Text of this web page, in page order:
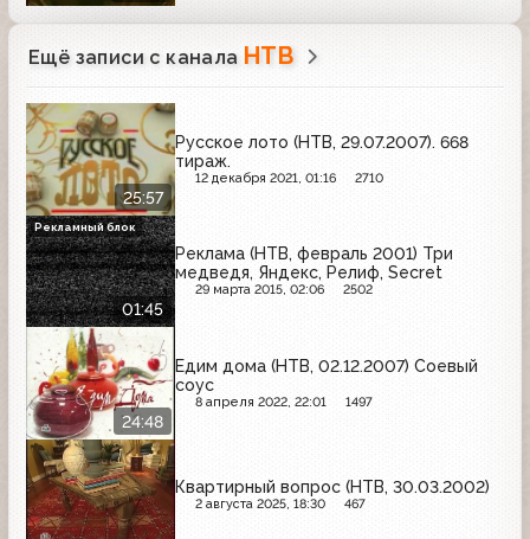
Ещё записи с канала НТВ
25:57
Русское лото (НТВ, 29.07.2007). 668
тираж.
12 декабря 2021, 01:16 2710
01:45
Реклама (НТВ, февраль 2001) Три
медведя, Яндекс, Релиф, Secret
29 марта 2015, 02:06 2502
Рекламный блок
24:48
Едим дома (НТВ, 02.12.2007) Соевый
соус
8 апреля 2022, 22:01 1497
Квартирный вопрос (НТВ, 30.03.2002)
2 августа 2025, 18:30 467